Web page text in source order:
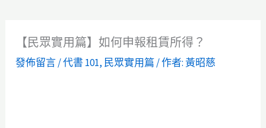
【民眾實用篇】如何申報租賃所得？
發佈留言/代書 101, 民眾實用篇/ 作者:黃昭慈